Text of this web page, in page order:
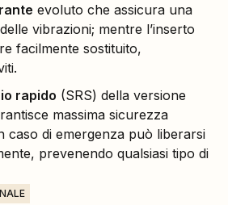
evoluto che assicura una
vibrazioni; mentre l’inserto
facilmente sostituito,
rapido (SRS) della versione
massima sicurezza
caso di emergenza può liberarsi
prevenendo qualsiasi tipo di